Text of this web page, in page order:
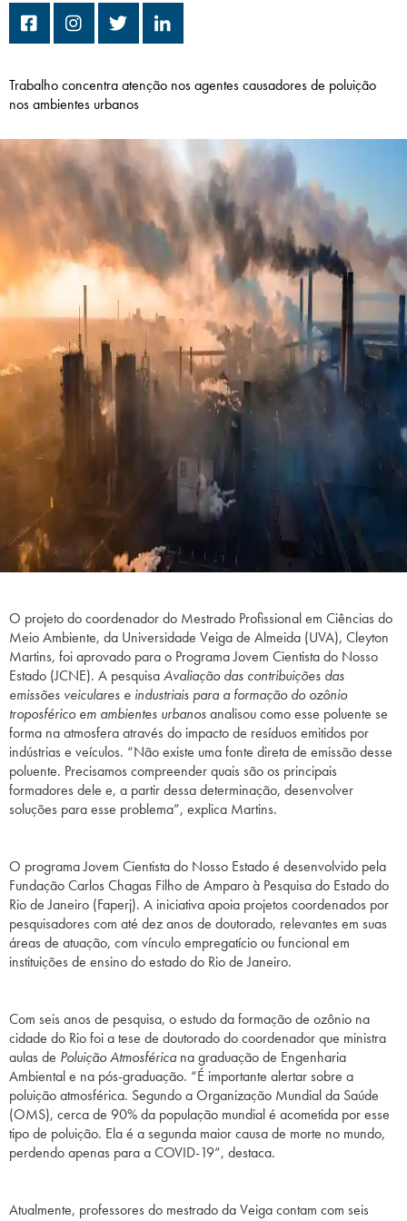
Campi/Unidades
Conclua sua Matrícula
INSCREVA-SE SOLICITE INFORMAÇÕES
ÁREA DO ALUNO LOGIN
Trabalho concentra atenção nos agentes causadores de poluição
nos ambientes urbanos
O projeto do coordenador do Mestrado Profissional em Ciências do
Meio Ambiente, da Universidade Veiga de Almeida (UVA), Cleyton
Martins, foi aprovado para o Programa Jovem Cientista do Nosso
Estado (JCNE). A pesquisaAvaliação das contribuições das
emissões veiculares e industriais para a formação do ozônio
troposférico em ambientes urbanosanalisou como esse poluente se
forma na atmosfera através do impacto de resíduos emitidos por
indústrias e veículos. “Não existe uma fonte direta de emissão desse
poluente. Precisamos compreender quais são os principais
formadores dele e, a partir dessa determinação, desenvolver
soluções para esse problema”, explica Martins.
O programa Jovem Cientista do Nosso Estado é desenvolvido pela
Fundação Carlos Chagas Filho de Amparo à Pesquisa do Estado do
Rio de Janeiro (Faperj). A iniciativa apoia projetos coordenados por
pesquisadores com até dez anos de doutorado, relevantes em suas
áreas de atuação, com vínculo empregatício ou funcional em
instituições de ensino do estado do Rio de Janeiro.
Com seis anos de pesquisa, o estudo da formação de ozônio na
cidade do Rio foi a tese de doutorado do coordenador que ministra
aulas de Poluição Atmosférica na graduação de Engenharia
Ambiental e na pós-graduação. “É importante alertar sobre a
poluição atmosférica. Segundo a Organização Mundial da Saúde
(OMS), cerca de 90% da população mundial é acometida por esse
tipo de poluição. Ela é a segunda maior causa de morte no mundo,
perdendo apenas para a COVID-19”, destaca.
Atualmente, professores do mestrado da Veiga contam com seis